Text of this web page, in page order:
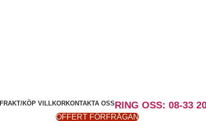
FRAKT/KÖP VILLKORKONTAKTA OSSRING OSS: 08-33
OFFERT FÖRFRÅGAN